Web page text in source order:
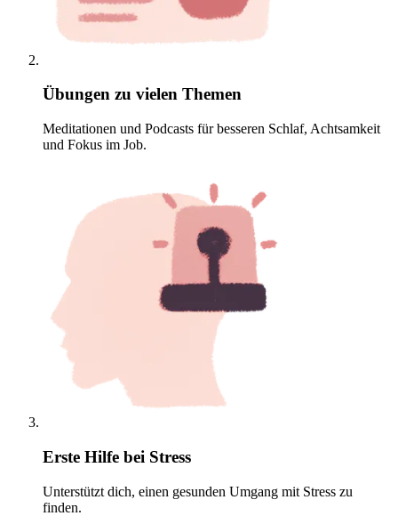
Übungen zu vielen Themen
Meditationen und Podcasts für besseren Schlaf, Achtsamkeit
und Fokus im Job.
Erste Hilfe bei Stress
Unterstützt dich, einen gesunden Umgang mit Stress zu
finden.